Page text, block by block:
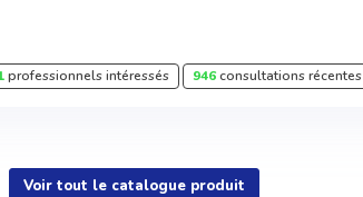
professionnels intéressés 946consultations récentes
Voir tout le catalogue produit